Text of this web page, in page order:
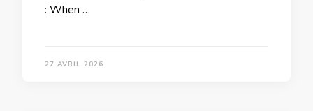
: When …
27 AVRIL 2026